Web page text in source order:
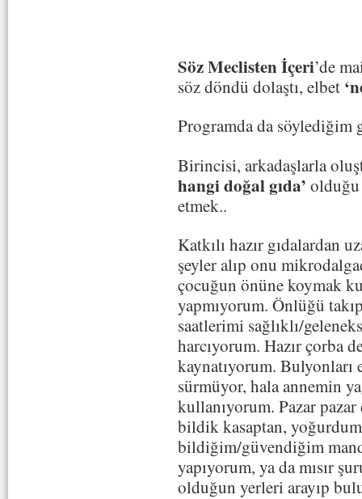
Söz Meclisten İçeri’de
söz döndü dolaştı, elbet
Programda da
Birincisi, arkadaşlarla
hangi doğal gıda’
etmek..
Katkılı hazır gıdalardan
şeyler alıp onu
çocuğun önüne koymak
yapmıyorum. Önlüğü
saatlerimi sağlıklı/
harcıyorum. Hazır çorba
kaynatıyorum. Bulyonları
sürmüyor, hala annemin
kullanıyorum. Pazar
bildik kasaptan,
bildiğim/güvendiğim
yapıyorum, ya da mısır
olduğun yerleri arayıp